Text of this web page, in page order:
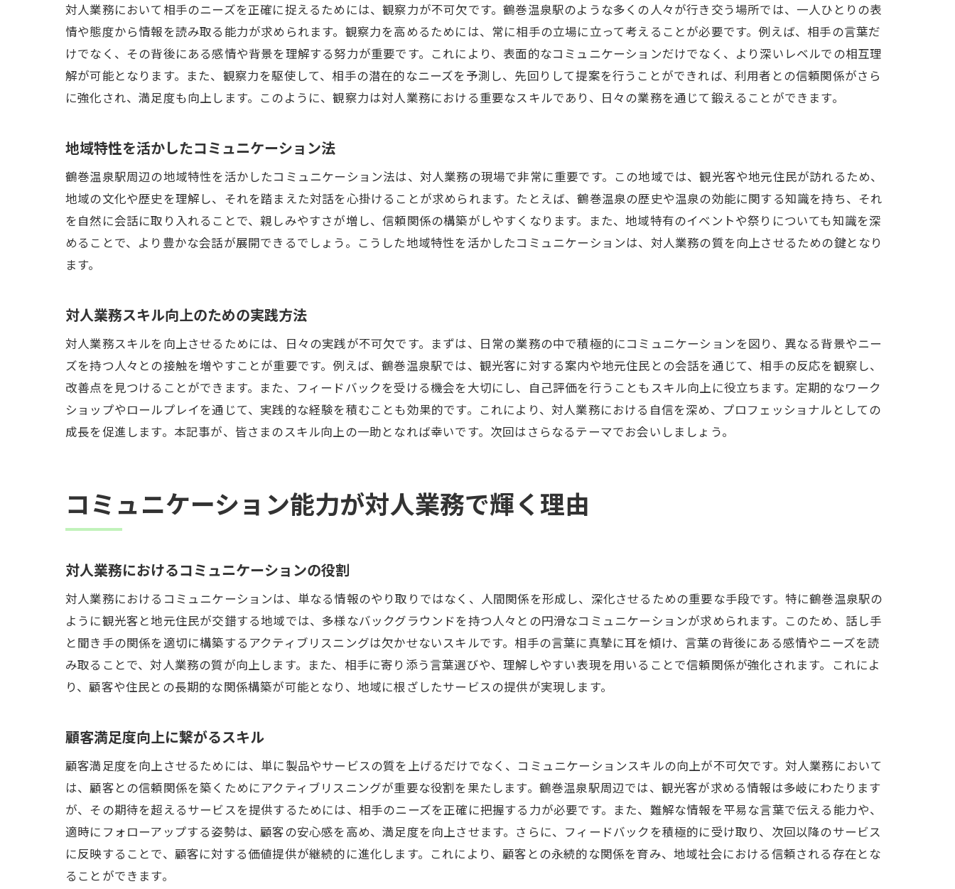
地元住民との関係構築のための心得
観光地特有の対人業務スキル開発
研修と実践を通じたスキル強化
ニーズを捉えるためのカウンセリング技術
観察力を高めるための実践法
顧客の声を聞くためのオープンクエスチョン
地元住民と観光客に対する対人業務の実践例
地元住民との信頼関係構築の成功事例
観光客対応でのコミュニケーション例
地域イベントを活用した接客方法
住民ニーズに応じたサービス提供例
地域資源を活かした交流プログラム
鶴巻温泉駅で活かせる対人コミュニケーションの秘訣
コミュニティとの連携を強化する方法
観光と地元密着のバランスを取る秘訣
鶴巻温泉駅周辺での対話成功事例
対人業務において相手のニーズを正確に捉えるためには、観察力が不可欠です。鶴巻温泉駅のような多くの人々が行き交う場所では、一人ひとりの表
情や態度から情報を読み取る能力が求められます。観察力を高めるためには、常に相手の立場に立って考えることが必要です。例えば、相手の言葉だ
けでなく、その背後にある感情や背景を理解する努力が重要です。これにより、表面的なコミュニケーションだけでなく、より深いレベルでの相互理
解が可能となります。また、観察力を駆使して、相手の潜在的なニーズを予測し、先回りして提案を行うことができれば、利用者との信頼関係がさら
に強化され、満足度も向上します。このように、観察力は対人業務における重要なスキルであり、日々の業務を通じて鍛えることができます。
地域特性を活かしたコミュニケーション法
鶴巻温泉駅周辺の地域特性を活かしたコミュニケーション法は、対人業務の現場で非常に重要です。この地域では、観光客や地元住民が訪れるため、
地域の文化や歴史を理解し、それを踏まえた対話を心掛けることが求められます。たとえば、鶴巻温泉の歴史や温泉の効能に関する知識を持ち、それ
を自然に会話に取り入れることで、親しみやすさが増し、信頼関係の構築がしやすくなります。また、地域特有のイベントや祭りについても知識を深
めることで、より豊かな会話が展開できるでしょう。こうした地域特性を活かしたコミュニケーションは、対人業務の質を向上させるための鍵となり
ます。
対人業務スキル向上のための実践方法
対人業務スキルを向上させるためには、日々の実践が不可欠です。まずは、日常の業務の中で積極的にコミュニケーションを図り、異なる背景やニー
ズを持つ人々との接触を増やすことが重要です。例えば、鶴巻温泉駅では、観光客に対する案内や地元住民との会話を通じて、相手の反応を観察し、
改善点を見つけることができます。また、フィードバックを受ける機会を大切にし、自己評価を行うこともスキル向上に役立ちます。定期的なワーク
ショップやロールプレイを通じて、実践的な経験を積むことも効果的です。これにより、対人業務における自信を深め、プロフェッショナルとしての
成長を促進します。本記事が、皆さまのスキル向上の一助となれば幸いです。次回はさらなるテーマでお会いしましょう。
コミュニケーション能力が対人業務で輝く理由
対人業務におけるコミュニケーションの役割
対人業務におけるコミュニケーションは、単なる情報のやり取りではなく、人間関係を形成し、深化させるための重要な手段です。特に鶴巻温泉駅の
ように観光客と地元住民が交錯する地域では、多様なバックグラウンドを持つ人々との円滑なコミュニケーションが求められます。このため、話し手
と聞き手の関係を適切に構築するアクティブリスニングは欠かせないスキルです。相手の言葉に真摯に耳を傾け、言葉の背後にある感情やニーズを読
み取ることで、対人業務の質が向上します。また、相手に寄り添う言葉選びや、理解しやすい表現を用いることで信頼関係が強化されます。これによ
り、顧客や住民との長期的な関係構築が可能となり、地域に根ざしたサービスの提供が実現します。
顧客満足度向上に繋がるスキル
顧客満足度を向上させるためには、単に製品やサービスの質を上げるだけでなく、コミュニケーションスキルの向上が不可欠です。対人業務において
は、顧客との信頼関係を築くためにアクティブリスニングが重要な役割を果たします。鶴巻温泉駅周辺では、観光客が求める情報は多岐にわたります
が、その期待を超えるサービスを提供するためには、相手のニーズを正確に把握する力が必要です。また、難解な情報を平易な言葉で伝える能力や、
適時にフォローアップする姿勢は、顧客の安心感を高め、満足度を向上させます。さらに、フィードバックを積極的に受け取り、次回以降のサービス
に反映することで、顧客に対する価値提供が継続的に進化します。これにより、顧客との永続的な関係を育み、地域社会における信頼される存在とな
ることができます。